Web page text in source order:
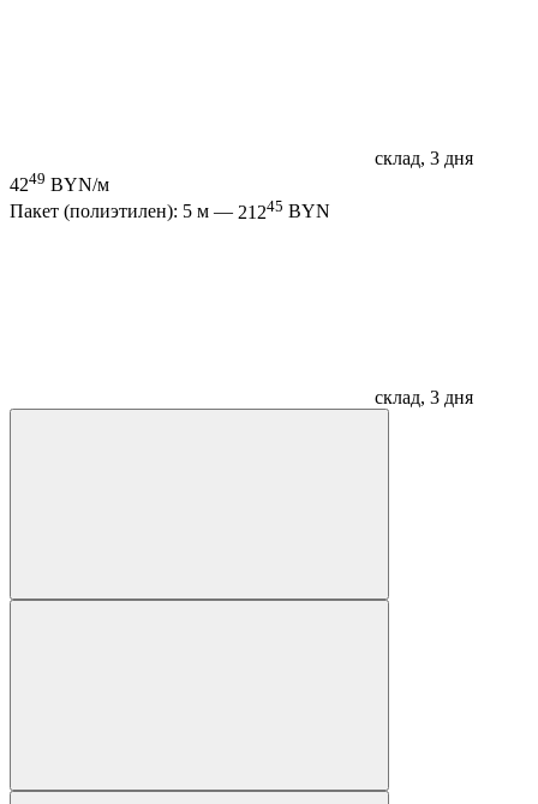
склад, 3 дня
4249 BYN/м
Пакет (полиэтилен): 5 м — 21245 BYN
склад, 3 дня